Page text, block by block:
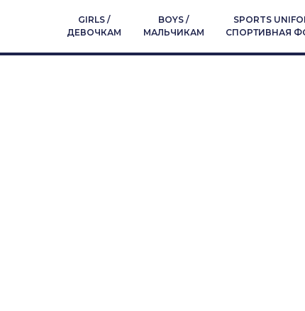
GIRLS /
ДЕВОЧКАМ
BOYS /
МАЛЬЧИКАМ
SPORTS
СПОРТИВНАЯ